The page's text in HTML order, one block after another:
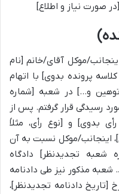
صورت نیاز و اطلاع]
موکل آقای/خانم [نام
پرونده بدوی] با اتهام
توهین و…] در شعبه [شماره
رسیدگی قرار گرفتم. پس از
بدوی] و [نوع رأی، مثلاً
اینجانب/موکل نسبت به آن
شعبه تجدیدنظر] دادگاه
شعبه مذکور نیز طی دادنامه
[تاریخ دادنامه تجدیدنظر]،